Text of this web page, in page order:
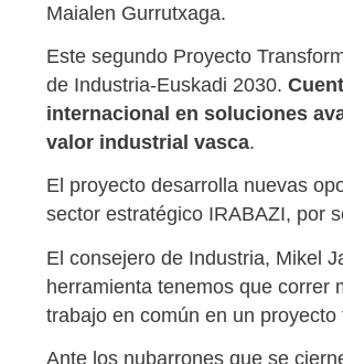
Maialen Gurrutxaga.
Este segundo Proyecto
de Industria-Euskadi 2030.
internacional en soluciones
valor industrial vasca.
El proyecto desarrolla nuevas
sector estratégico IRABAZI, por
El consejero de Industria, Mikel
herramienta tenemos que correr
trabajo en común en un
Ante los nubarrones que se